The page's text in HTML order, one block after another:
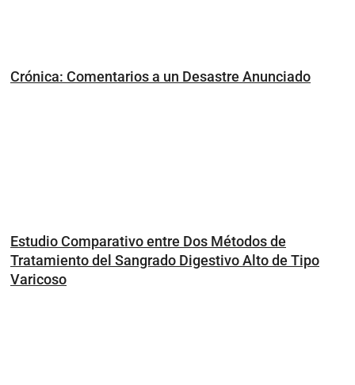
Crónica: Comentarios a un Desastre Anunciado
Estudio Comparativo entre Dos Métodos de
Tratamiento del Sangrado Digestivo Alto de Tipo
Varicoso